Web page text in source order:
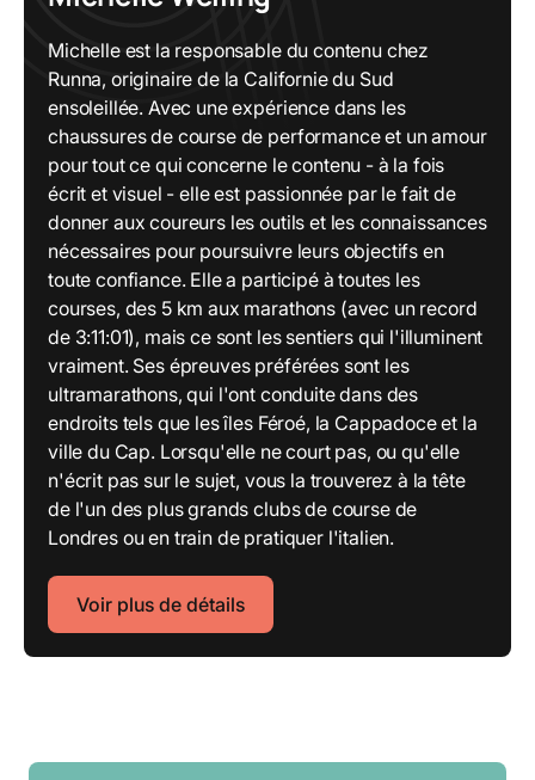
Michelle est la responsable du contenu chez
Runna, originaire de la Californie du Sud
ensoleillée. Avec une expérience dans les
chaussures de course de performance et un amour
pour tout ce qui concerne le contenu - à la fois
écrit et visuel - elle est passionnée par le fait de
donner aux coureurs les outils et les connaissances
nécessaires pour poursuivre leurs objectifs en
toute confiance. Elle a participé à toutes les
courses, des 5 km aux marathons (avec un record
de 3:11:01), mais ce sont les sentiers qui l'illuminent
vraiment. Ses épreuves préférées sont les
ultramarathons, qui l'ont conduite dans des
endroits tels que les îles Féroé, la Cappadoce et la
ville du Cap. Lorsqu'elle ne court pas, ou qu'elle
n'écrit pas sur le sujet, vous la trouverez à la tête
de l'un des plus grands clubs de course de
Londres ou en train de pratiquer l'italien.
Voir plus de détails